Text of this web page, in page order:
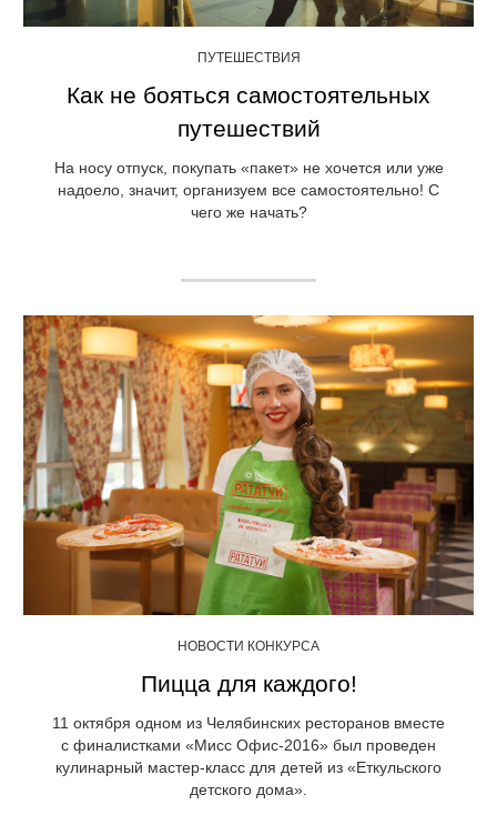
ПУТЕШЕСТВИЯ
Как не бояться самостоятельных
путешествий
На носу отпуск, покупать «пакет» не хочется или уже
надоело, значит, организуем все самостоятельно! С
чего же начать?
НОВОСТИ КОНКУРСА
Пицца для каждого!
11 октября одном из Челябинских ресторанов вместе
с финалистками «Мисс Офис-2016» был проведен
кулинарный мастер-класс для детей из «Еткульского
детского дома».